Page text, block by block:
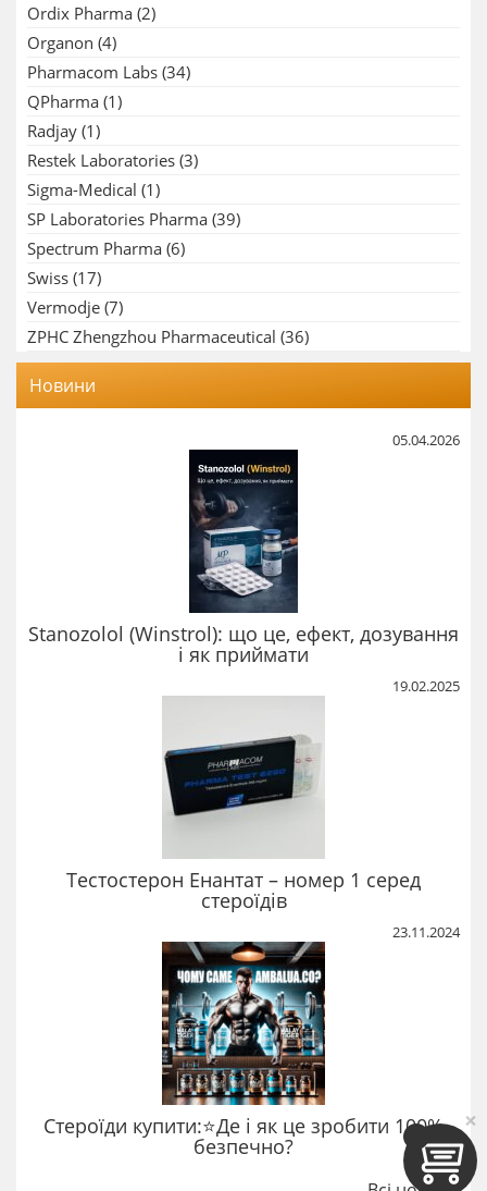
Ordix Pharma (2)
Organon (4)
Pharmacom Labs (34)
QPharma (1)
Radjay (1)
Restek Laboratories (3)
Sigma-Medical (1)
SP Laboratories Pharma (39)
Spectrum Pharma (6)
Swiss (17)
Vermodje (7)
ZPHC Zhengzhou Pharmaceutical (36)
Новини
05.04.2026
Stanozolol (Winstrol): що це, ефект, дозування
і як приймати
19.02.2025
Тестостерон Енантат – номер 1 серед
стероїдів
23.11.2024
Стероїди купити:⭐Де і як це зробити 100%
безпечно?
×